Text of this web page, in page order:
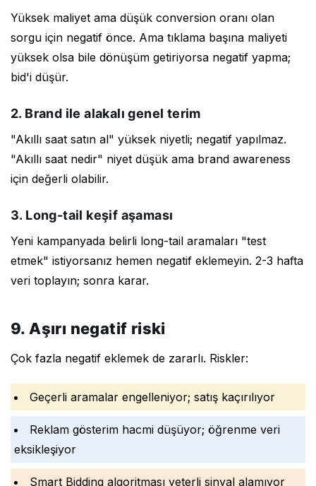
Yüksek maliyet ama düşük conversion oranı olan
sorgu için negatif önce. Ama tıklama başına maliyeti
yüksek olsa bile dönüşüm getiriyorsa negatif yapma;
bid'i düşür.
2. Brand ile alakalı genel terim
"Akıllı saat satın al" yüksek niyetli; negatif yapılmaz.
"Akıllı saat nedir" niyet düşük ama brand awareness
için değerli olabilir.
3. Long-tail keşif aşaması
Yeni kampanyada belirli long-tail aramaları "test
etmek" istiyorsanız hemen negatif eklemeyin. 2-3 hafta
veri toplayın; sonra karar.
9. Aşırı negatif riski
Çok fazla negatif eklemek de zararlı. Riskler:
Geçerli aramalar engelleniyor; satış kaçırılıyor
Reklam gösterim hacmi düşüyor; öğrenme veri
eksikleşiyor
Smart Bidding algoritması yeterli sinyal alamıyor